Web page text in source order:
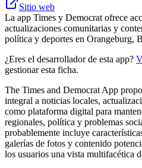
Sitio web
La app Times y Democrat ofrece
actualizaciones comunitarias y
política y deportes en Orangeburg,
¿Eres el desarrollador de esta app?
gestionar esta ficha.
The Times and Democrat App
integral a noticias locales,
como plataforma digital para
regionales, política y problemas
probablemente incluye
galerías de fotos y contenido
los usuarios una vista multifacética